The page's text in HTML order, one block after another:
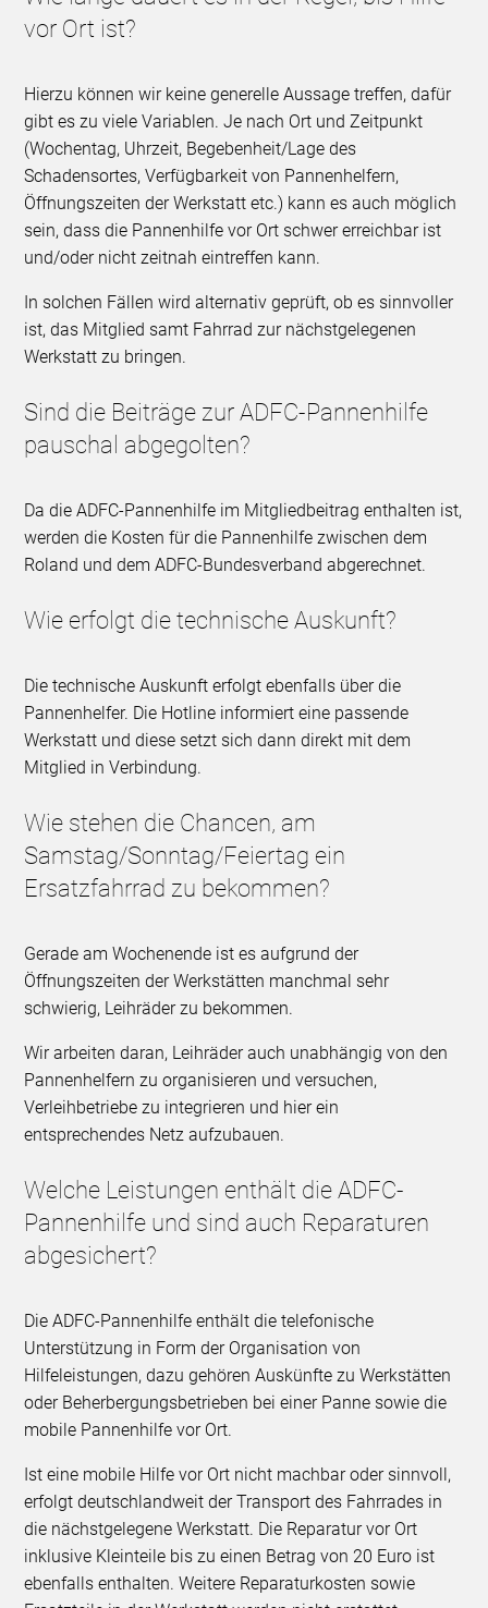
vor Ort ist?
Hierzu können wir keine generelle Aussage treffen, dafür
gibt es zu viele Variablen. Je nach Ort und Zeitpunkt
(Wochentag, Uhrzeit, Begebenheit/Lage des
Schadensortes, Verfügbarkeit von Pannenhelfern,
Öffnungszeiten der Werkstatt etc.) kann es auch möglich
sein, dass die Pannenhilfe vor Ort schwer erreichbar ist
und/oder nicht zeitnah eintreffen kann.
In solchen Fällen wird alternativ geprüft, ob es sinnvoller
ist, das Mitglied samt Fahrrad zur nächstgelegenen
Werkstatt zu bringen.
Sind die Beiträge zur ADFC-Pannenhilfe
pauschal abgegolten?
Da die ADFC-Pannenhilfe im Mitgliedbeitrag enthalten ist,
werden die Kosten für die Pannenhilfe zwischen dem
Roland und dem ADFC-Bundesverband abgerechnet.
Wie erfolgt die technische Auskunft?
Die technische Auskunft erfolgt ebenfalls über die
Pannenhelfer. Die Hotline informiert eine passende
Werkstatt und diese setzt sich dann direkt mit dem
Mitglied in Verbindung.
Wie stehen die Chancen, am
Samstag/Sonntag/Feiertag ein
Ersatzfahrrad zu bekommen?
Gerade am Wochenende ist es aufgrund der
Öffnungszeiten der Werkstätten manchmal sehr
schwierig, Leihräder zu bekommen.
Wir arbeiten daran, Leihräder auch unabhängig von den
Pannenhelfern zu organisieren und versuchen,
Verleihbetriebe zu integrieren und hier ein
entsprechendes Netz aufzubauen.
Welche Leistungen enthält die ADFC-
Pannenhilfe und sind auch Reparaturen
abgesichert?
Die ADFC-Pannenhilfe enthält die telefonische
Unterstützung in Form der Organisation von
Hilfeleistungen, dazu gehören Auskünfte zu Werkstätten
oder Beherbergungsbetrieben bei einer Panne sowie die
mobile Pannenhilfe vor Ort.
Ist eine mobile Hilfe vor Ort nicht machbar oder sinnvoll,
erfolgt deutschlandweit der Transport des Fahrrades in
die nächstgelegene Werkstatt. Die Reparatur vor Ort
inklusive Kleinteile bis zu einen Betrag von 20 Euro ist
ebenfalls enthalten. Weitere Reparaturkosten sowie